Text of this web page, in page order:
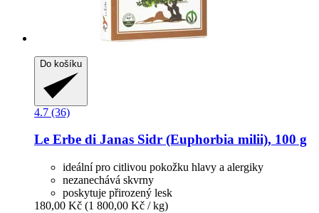
Do košíku
4.7 (36)
Le Erbe di Janas Sidr (Euphorbia milii), 100 g
ideální pro citlivou pokožku hlavy a alergiky
nezanechává skvrny
poskytuje přirozený lesk
180,00 Kč (1 800,00 Kč / kg)